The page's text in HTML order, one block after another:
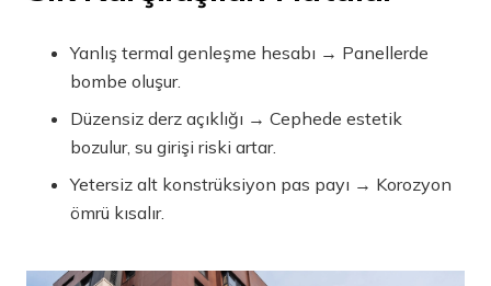
Yanlış termal genleşme hesabı → Panellerde
bombe oluşur.
Düzensiz derz açıklığı → Cephede estetik
bozulur, su girişi riski artar.
Yetersiz alt konstrüksiyon pas payı → Korozyon
ömrü kısalır.